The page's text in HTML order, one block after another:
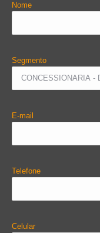
Nome
Segmento
E-mail
Telefone
Celular